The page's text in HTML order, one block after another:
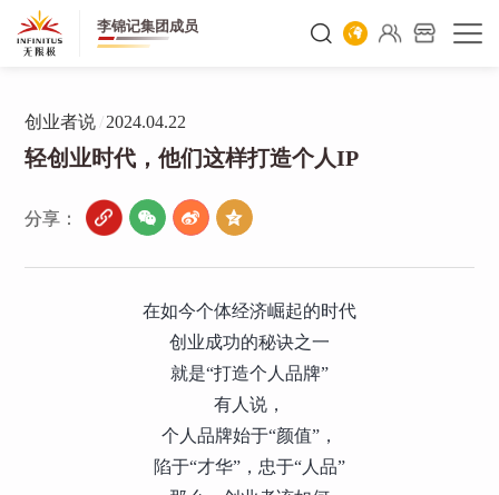
李锦记集团成员
创业者说 /2024.04.22
轻创业时代，他们这样打造个人IP
分享：
在如今个体经济崛起的时代
创业成功的秘诀之一
就是“打造个人品牌”
有人说，
个人品牌始于“颜值”，
陷于“才华”，忠于“人品”